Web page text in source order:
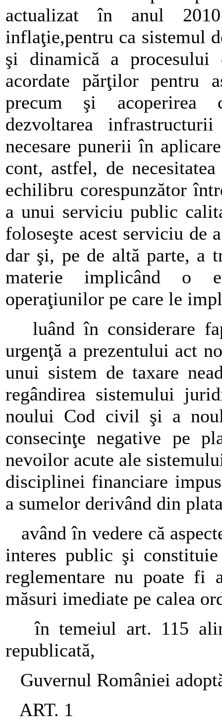
actualizat în anul
inflaţie,pentru ca sistemul
şi dinamică a
acordate părţilor pentru
precum şi acoperirea
dezvoltarea
necesare punerii în
cont, astfel, de
echilibru corespunzător
a unui serviciu public
foloseşte acest serviciu de
dar şi, pe de altă parte, a
materie implicând o
operaţiunilor pe care le
luând în considerare
urgenţă a prezentului act
unui sistem de taxare
regândirea sistemului
noului Cod civil şi a
consecinţe negative pe
nevoilor acute ale
disciplinei financiare
a sumelor derivând din
având în vedere că
interes public şi
reglementare nu poate fi
măsuri imediate pe calea
în temeiul art. 115
republicată,
Guvernul României
ART. 1